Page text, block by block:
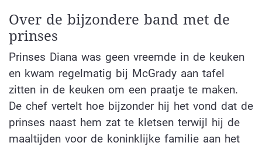
Over de bijzondere band met de
prinses
Prinses Diana was geen vreemde in de keuken
en kwam regelmatig bij McGrady aan tafel
zitten in de keuken om een praatje te maken.
De chef vertelt hoe bijzonder hij het vond dat de
prinses naast hem zat te kletsen terwijl hij de
maaltijden voor de koninklijke familie aan het